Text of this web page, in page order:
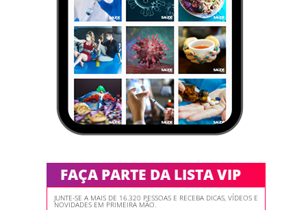
FAÇA PARTE DA LISTA VIP
JUNTE-SE A MAIS DE 16.320 PESSOAS E RECEBA DICAS, VÍDEOS E
NOVIDADES EM PRIMEIRA MÃO.